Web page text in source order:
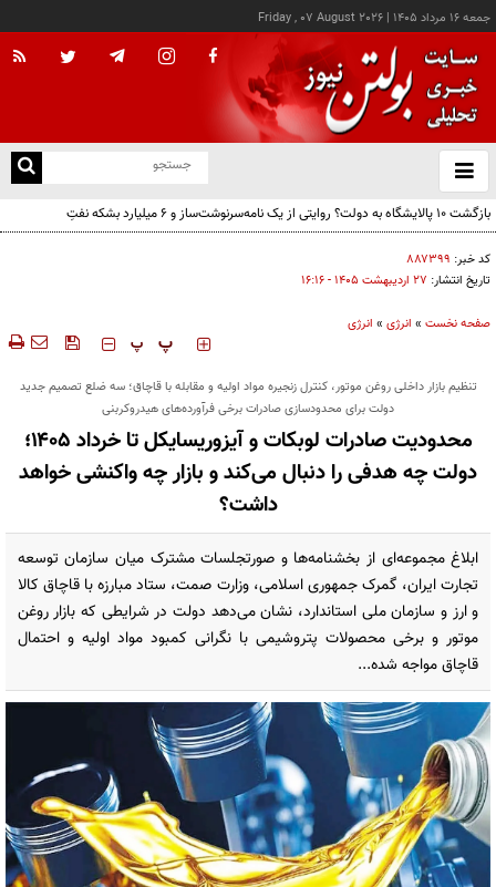
جمعه ۱۶ مرداد ۱۴۰۵ |
Friday , 07 August 2026
باز
و
کد خبر: ۸۸۷۳۹۹
تاریخ انتشار: ۲۷ ارديبهشت ۱۴۰۵ - ۱۶:۱۶
صفحه نخست » انرژی » انرژی
‍‍‍ پ پ
تنظیم بازار داخلی روغن موتور، کنترل زنجیره مواد اولیه و مقابله با قاچاق؛ سه ضلع تصمیم جدید
دولت برای محدودسازی صادرات برخی فرآورده‌های هیدروکربنی
محدودیت صادرات لوبکات و آیزوریسایکل تا خرداد ۱۴۰۵؛
دولت چه هدفی را دنبال می‌کند و بازار چه واکنشی خواهد
داشت؟
ابلاغ مجموعه‌ای از بخشنامه‌ها و صورتجلسات مشترک میان سازمان توسعه
تجارت ایران، گمرک جمهوری اسلامی، وزارت صمت، ستاد مبارزه با قاچاق کالا
و ارز و سازمان ملی استاندارد، نشان می‌دهد دولت در شرایطی که بازار روغن
موتور و برخی محصولات پتروشیمی با نگرانی کمبود مواد اولیه و احتمال
قاچاق مواجه شده...